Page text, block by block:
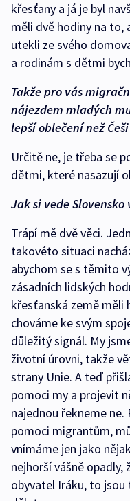
křesťany a já je byl
měli dvě hodiny na to,
utekli ze svého
a rodinám s dětmi
Takže pro vás
nájezdem mladých
lepší oblečení než
Určitě ne, je třeba se
dětmi, které nasazují
Jak si vede
Trápí mě dvě věci.
takovéto situaci
abychom se s těmito
zásadních lidských
křesťanská země měli
chováme ke svým
důležitý signál. My
životní úrovni, takže
strany Unie. A teď
pomoci my a projevit
najednou řekneme ne.
pomoci migrantům,
vnímáme jen jako
nejhorší vášně opadly,
obyvatel Iráku, to